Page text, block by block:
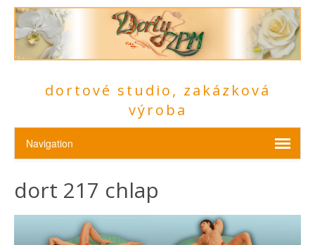
dortové studio, zakázková
výroba
dort 217 chlap